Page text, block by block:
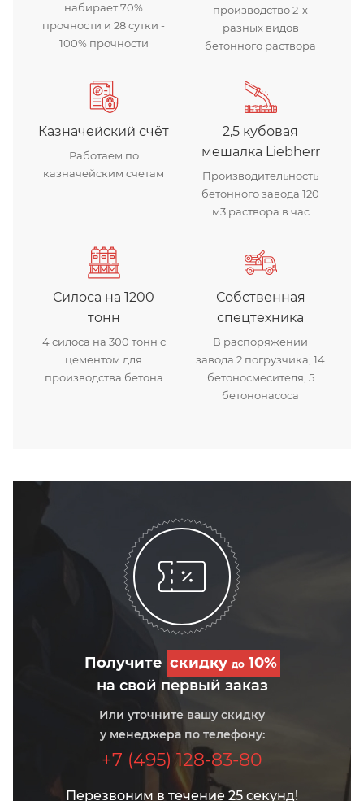
набирает 70%
прочности и 28 сутки -
100% прочности
производство 2-х
разных видов
бетонного раствора
Казначейский счёт
Работаем по
казначейским счетам
2,5 кубовая
мешалка Liebherr
Производительность
бетонного завода 120
м3 раствора в час
Силоса на 1200
тонн
4 силоса на 300 тонн с
цементом для
производства бетона
Собственная
спецтехника
В распоряжении
завода 2 погрузчика, 14
бетоносмесителя, 5
бетононасоса
Получите скидку до10%
на свой первый заказ
Или уточните вашу скидку
у менеджера по телефону:
+7 (495) 128-83-80
Перезвоним в течение 25 секунд!